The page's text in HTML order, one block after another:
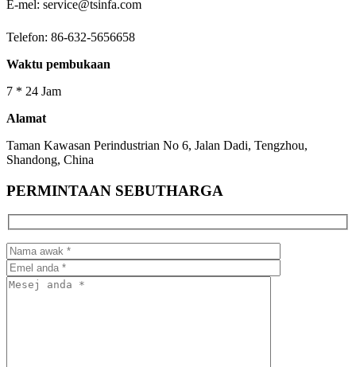
E-mel: service@tsinfa.com
Telefon: 86-632-5656658
Waktu pembukaan
7 * 24 Jam
Alamat
Taman Kawasan Perindustrian No 6, Jalan Dadi, Tengzhou,
Shandong, China
PERMINTAAN SEBUTHARGA